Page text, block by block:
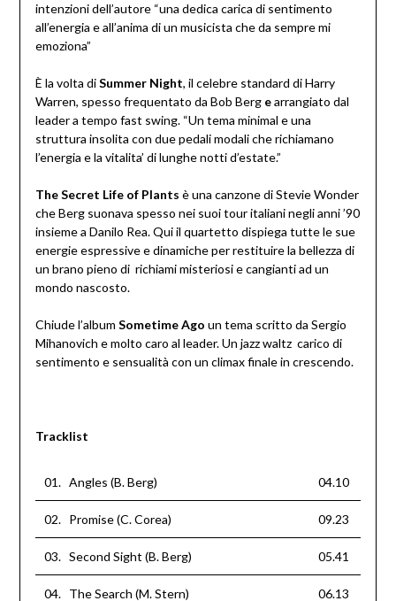
intenzioni dell’autore “una dedica carica di sentimento
all’energia e all’anima di un musicista che da sempre mi
emoziona”
È la volta diSummer Night, il celebre standard di Harry
Warren, spesso frequentato da Bob Bergearrangiato dal
leader a tempo fast swing. “Un tema minimal e una
struttura insolita con due pedali modali che richiamano
l’energia e la vitalita’ di lunghe notti d’estate.”
The Secret Life of Plants è una canzone di Stevie Wonder
che Berg suonava spesso nei suoi tour italiani negli anni ’90
insieme a Danilo Rea. Qui il quartetto dispiega tutte le sue
energie espressive e dinamiche per restituire la bellezza di
un brano pieno di richiami misteriosi e cangianti ad un
mondo nascosto.
Chiude l’album Sometime Ago un tema scritto da Sergio
Mihanovich e molto caro al leader. Un jazz waltz carico di
sentimento e sensualità con un climax finale in crescendo.
Tracklist
01. Angles (B. Berg) 04.10
02. Promise (C. Corea) 09.23
03. Second Sight (B. Berg) 05.41
04. The Search (M. Stern) 06.13